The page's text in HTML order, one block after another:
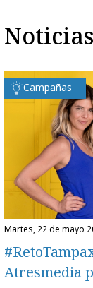
Campañas
martes, 22 de mayo
Atresmedia